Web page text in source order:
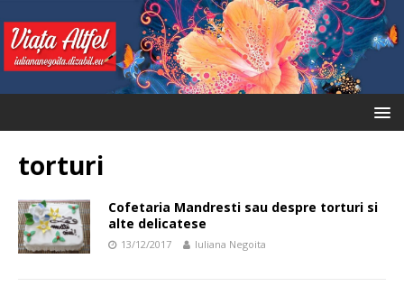
torturi
Cofetaria Mandresti sau despre torturi si
alte delicatese
13/12/2017 Iuliana Negoita